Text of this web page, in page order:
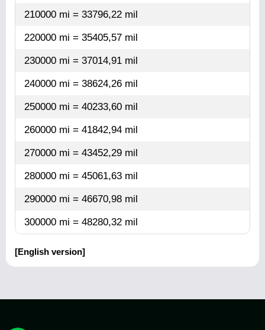
210000 mi = 33796,22 mil
220000 mi = 35405,57 mil
230000 mi = 37014,91 mil
240000 mi = 38624,26 mil
250000 mi = 40233,60 mil
260000 mi = 41842,94 mil
270000 mi = 43452,29 mil
280000 mi = 45061,63 mil
290000 mi = 46670,98 mil
300000 mi = 48280,32 mil
[English version]